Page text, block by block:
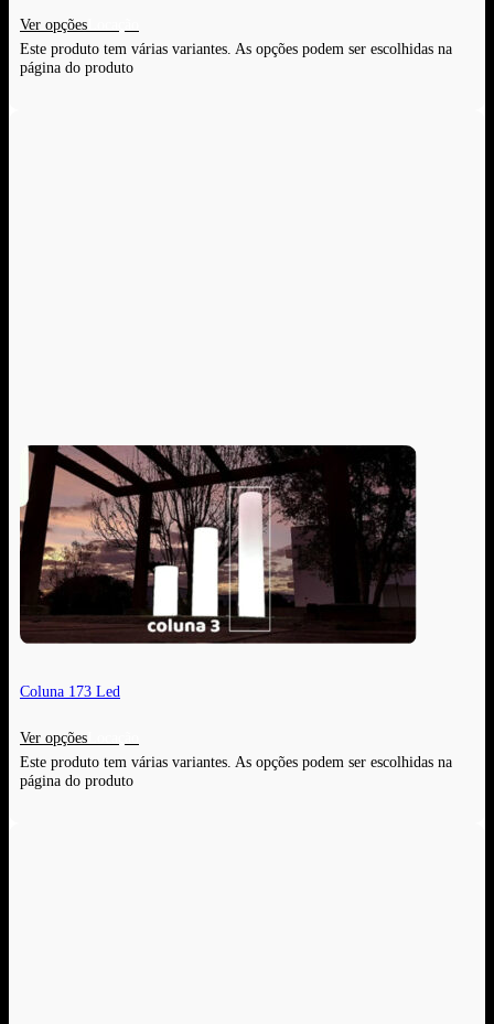
Ver opções
Este produto tem várias variantes. As opções podem ser escolhidas na
página do produto
Coluna 173 Led
Ver opções
Este produto tem várias variantes. As opções podem ser escolhidas na
página do produto